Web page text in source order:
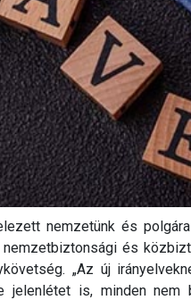
nemzetünk és
és
„Az új
jelenlétet is, minden